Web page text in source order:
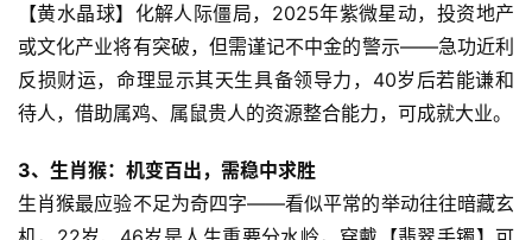
【黄水晶球】化解人际僵局，2025年紫微星动，投资地产
或文化产业将有突破，但需谨记不中金的警示——急功近利
反损财运，命理显示其天生具备领导力，40岁后若能谦和
待人，借助属鸡、属鼠贵人的资源整合能力，可成就大业。
3、生肖猴：机变百出，需稳中求胜
生肖猴最应验不足为奇四字——看似平常的举动往往暗藏玄